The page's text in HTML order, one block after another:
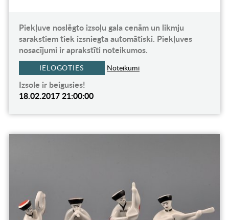
Piekļuve noslēgto izsoļu gala cenām un likmju
sarakstiem tiek izsniegta automātiski. Piekļuves
nosacījumi ir aprakstīti noteikumos.
IELOGOTIES Noteikumi
Izsole ir beigusies!
18.02.2017 21:00:00